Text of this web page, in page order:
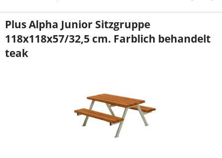
Plus Alpha Junior Sitzgruppe
118x118x57/32,5 cm. Farblich behandelt
teak